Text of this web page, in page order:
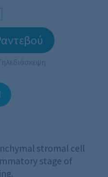
stromal cell
stage of